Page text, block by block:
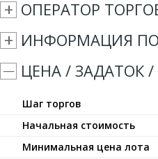
ОПЕРАТОР
ИНФОРМАЦИЯ
ЦЕНА / ЗАДАТОК
Шаг торгов
Начальная стоимость
Минимальная цена лота